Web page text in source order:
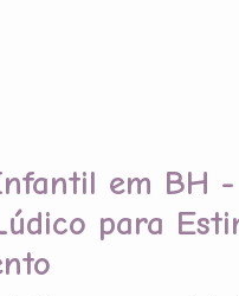
em BH
para